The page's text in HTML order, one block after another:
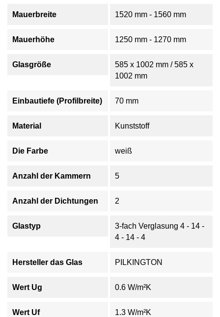
Mauerbreite 1520 mm - 1560 mm
Mauerhöhe 1250 mm - 1270 mm
Glasgröße
585 x 1002 mm / 585 x
1002 mm
Einbautiefe (Profilbreite) 70 mm
Material Kunststoff
Die Farbe weiß
Anzahl der Kammern 5
Anzahl der Dichtungen 2
Glastyp
3-fach Verglasung 4 - 14 -
4 - 14 - 4
Hersteller das Glas PILKINGTON
Wert Ug 0.6 W/m²K
Wert Uf 1.3 W/m²K